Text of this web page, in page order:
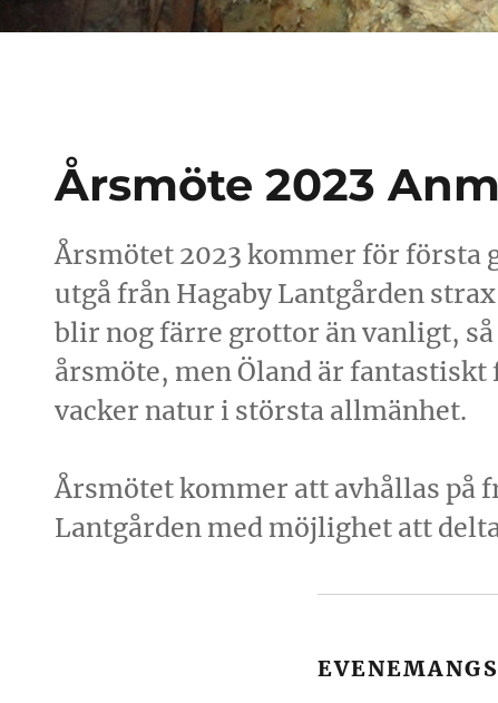
Årsmöte 2023
Årsmötet 2023 kommer för första
utgå från Hagaby Lantgården
blir nog färre grottor än vanligt,
årsmöte, men Öland är
vacker natur i största allmänhet.
Årsmötet kommer att avhållas på
Lantgården med möjlighet att